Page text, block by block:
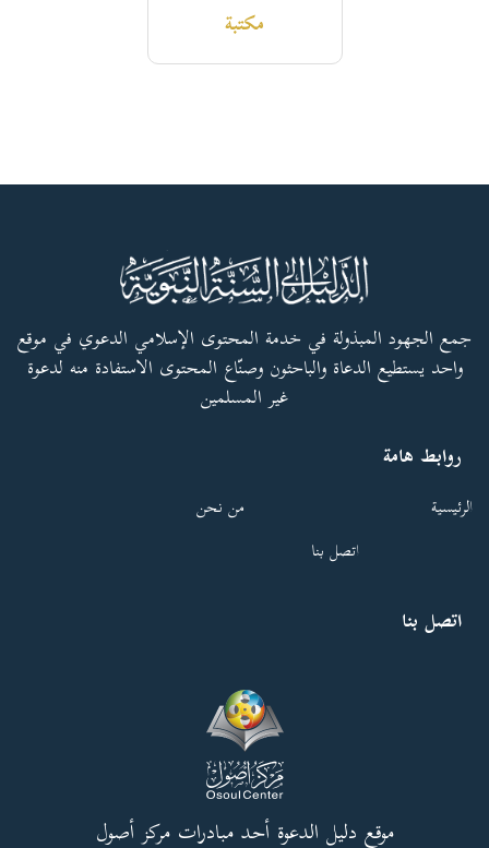
مكتبة
جمع الجهود المبذولة في خدمة المحتوى الإسلامي الدعوي في موقع
واحد يستطيع الدعاة والباحثون وصنّاع المحتوى الاستفادة منه لدعوة
غير المسلمين
روابط هامة
الرئيسية
من نحن
اتصل بنا
اتصل بنا
موقع دليل الدعوة أحد مبادرات مركز أصول